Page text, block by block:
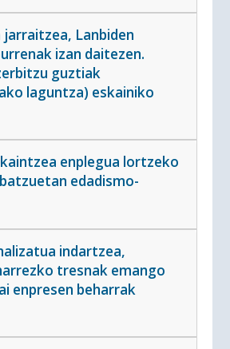
Lanbiden
izan daitezen.
guztiak
laguntza) eskainiko
enplegua lortzeko
edadismo-
indartzea,
tresnak emango
enpresen beharrak